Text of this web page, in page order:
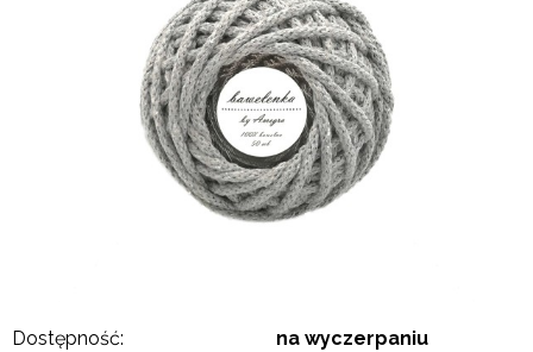
Dostępność:
na wyczerpaniu